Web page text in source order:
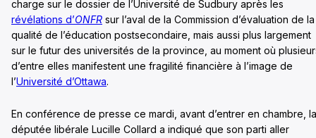
charge sur le dossier de l’Université de Sudbury après les
révélations d’ONFR sur l’aval de la Commission d’évaluation de la
qualité de l’éducation postsecondaire, mais aussi plus largement
sur le futur des universités de la province, au moment où
d’entre elles manifestent une fragilité financière à l’image de
l’Université d’Ottawa.
En conférence de presse ce mardi, avant d’entrer en chambre, la
députée libérale Lucille Collard a indiqué que son parti aller